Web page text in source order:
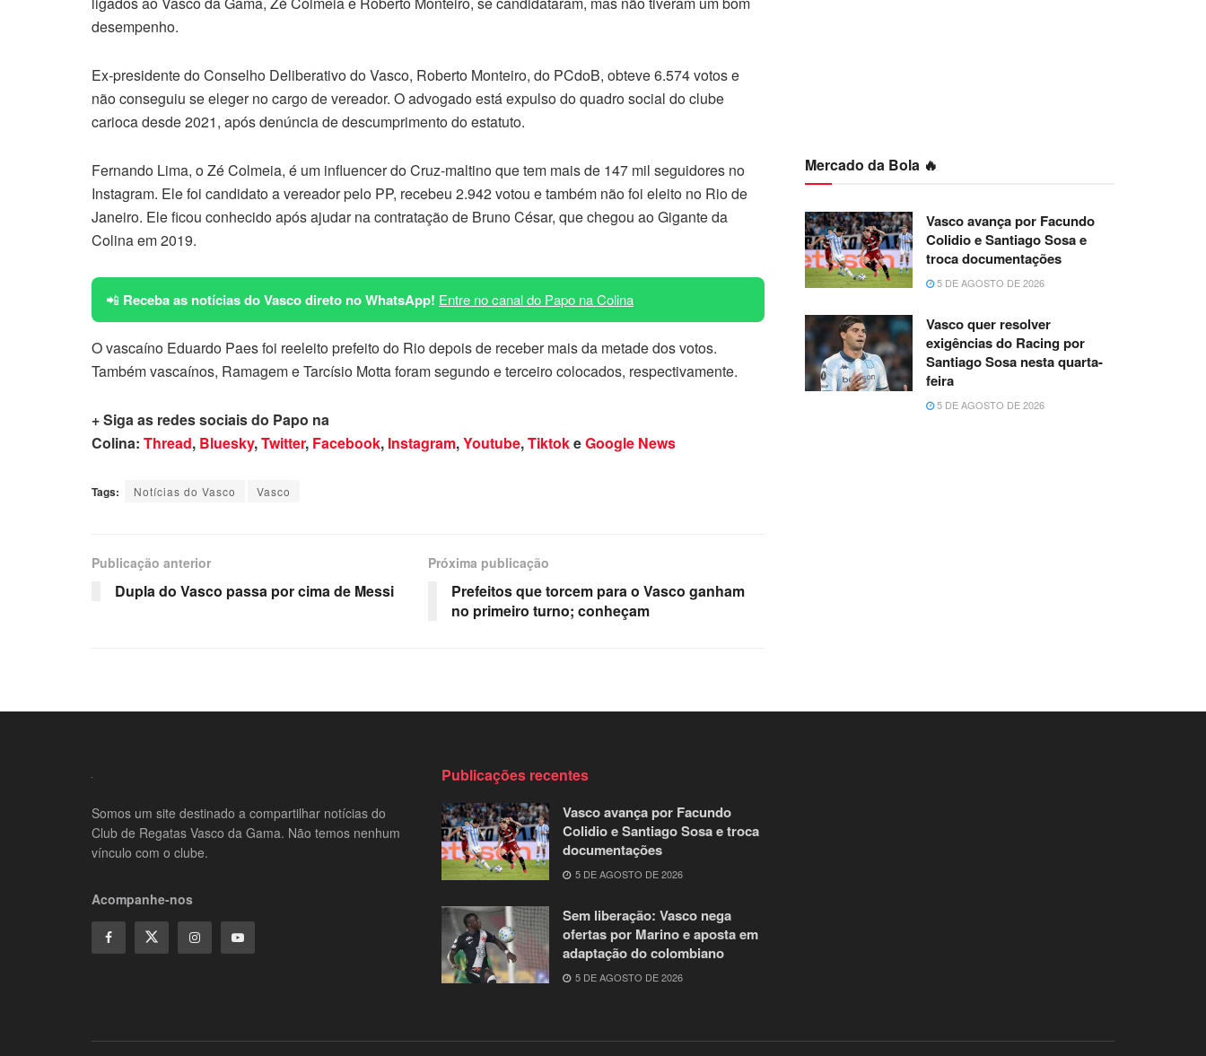
desempenho.
Ex-presidente do Conselho Deliberativo do Vasco, Roberto Monteiro, do PCdoB, obteve 6.574 votos e
não conseguiu se eleger no cargo de vereador. O advogado está expulso do quadro social do clube
carioca desde 2021, após denúncia de descumprimento do estatuto.
Fernando Lima, o Zé Colmeia, é um influencer do Cruz-maltino que tem mais de 147 mil seguidores no
Instagram. Ele foi candidato a vereador pelo PP, recebeu 2.942 votou e também não foi eleito no Rio de
Janeiro. Ele ficou conhecido após ajudar na contratação de Bruno César, que chegou ao Gigante da
Colina em 2019.
📲 Receba as notícias do Vasco direto no WhatsApp! Entre no canal do Papo na Colina
O vascaíno Eduardo Paes foi reeleito prefeito do Rio depois de receber mais da metade dos votos.
Também vascaínos, Ramagem e Tarcísio Motta foram segundo e terceiro colocados, respectivamente.
+ Siga as redes sociais do Papo na
Colina: Thread, Bluesky,Twitter, Facebook, Instagram,Youtube,TiktokeGoogle News
Tags: Notícias do Vasco Vasco
Publicação anterior
Dupla do Vasco passa por cima de Messi
Próxima publicação
Prefeitos que torcem para o Vasco ganham
no primeiro turno; conheçam
Mercado da Bola 🔥
Vasco avança por Facundo
Colidio e Santiago Sosa e
troca documentações
5 DE AGOSTO DE 2026
Vasco quer resolver
exigências do Racing por
Santiago Sosa nesta quarta-
feira
5 DE AGOSTO DE 2026
Somos um site destinado a compartilhar notícias do
Club de Regatas Vasco da Gama. Não temos nenhum
vínculo com o clube.
Acompanhe-nos
Publicações recentes
Vasco avança por Facundo
Colidio e Santiago Sosa e troca
documentações
5 DE AGOSTO DE 2026
Sem liberação: Vasco nega
ofertas por Marino e aposta em
adaptação do colombiano
5 DE AGOSTO DE 2026